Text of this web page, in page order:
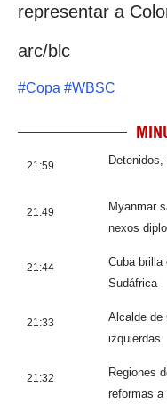
representar a
arc/blc
#Copa #WBSC
21:59
21:49
Myanmar
nexos
21:44
Cuba brilla
Sudáfrica
21:33
Alcalde de
izquierdas
21:32
Regiones
reformas